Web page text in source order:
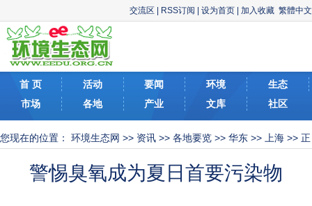
交流区 RSS订阅 设为首页 加入收藏 繁體中文
首 页 活动 要闻 环境
生态
市场
各地 产业 文库 社区
您现在的位置： 环境生态网 >> 资讯 >> 各地要览 >> 华东 >> 上海 >> 正
警惕臭氧成为夏日首要污染物